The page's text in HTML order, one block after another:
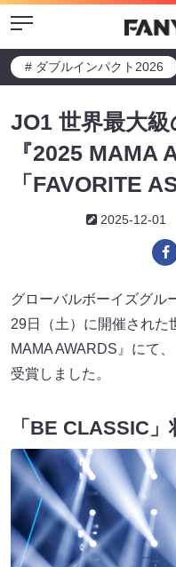
Menu
# ダブルインパクト2026
JO1 世界最大
『2025 MAMA
「FAVORITE
2025-12-01
グローバルボーイズグル
29日（土）に開催された
MAMA AWARDS』にて
受賞しました。
「BE CLASSIC